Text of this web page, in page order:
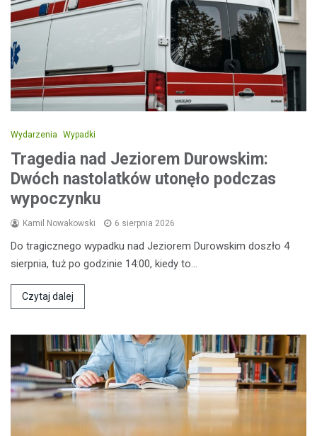
Wydarzenia Wypadki
Tragedia nad Jeziorem Durowskim:
Dwóch nastolatków utonęło podczas
wypoczynku
Kamil Nowakowski 6 sierpnia 2026
Do tragicznego wypadku nad Jeziorem Durowskim doszło 4
sierpnia, tuż po godzinie 14:00, kiedy to…
Czytaj dalej